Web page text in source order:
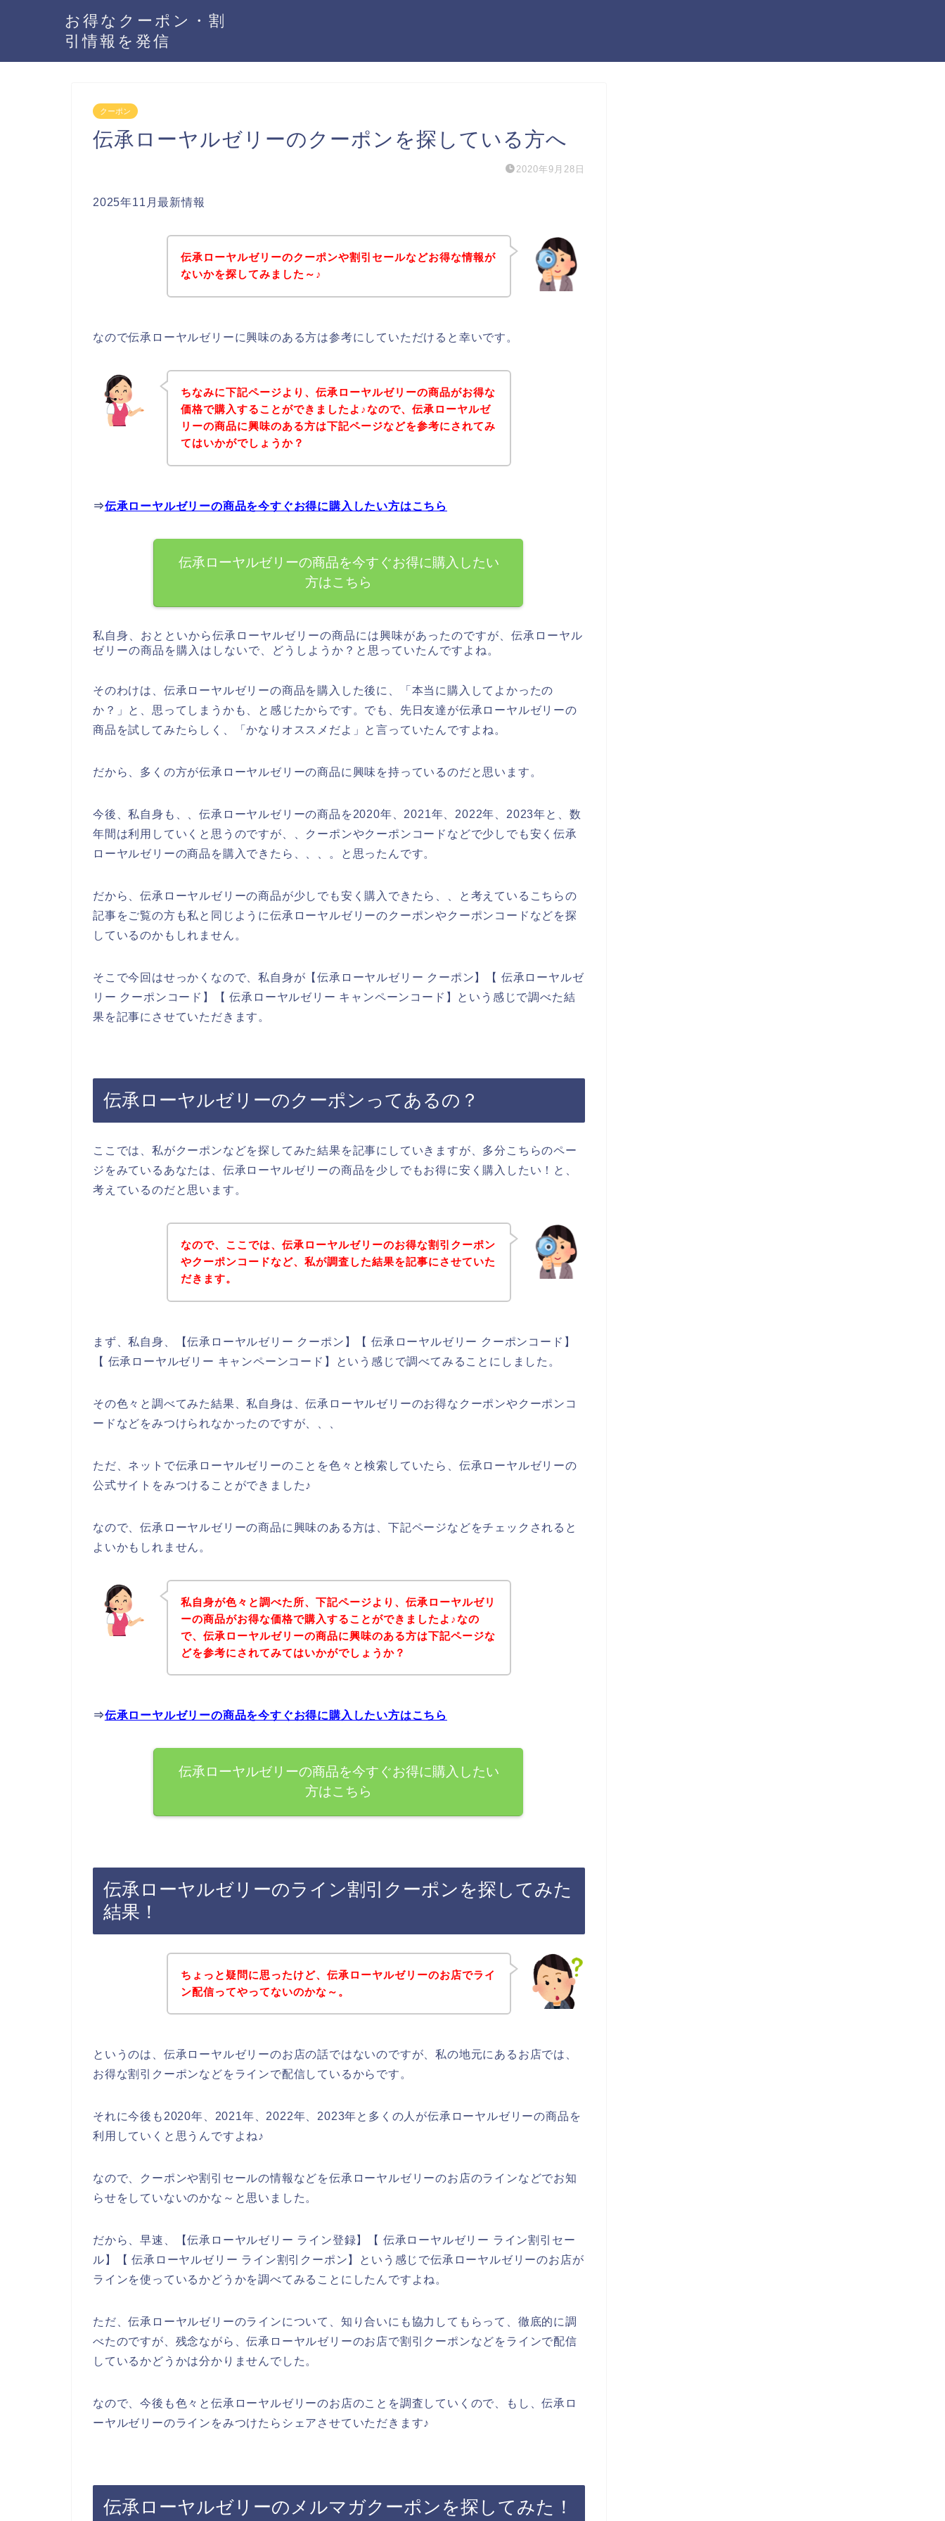
お得なクーポン・割
引情報を発信
クーポン
伝承ローヤルゼリーのクーポンを探している方へ
2020年9月28日
2025年11月最新情報
伝承ローヤルゼリーのクーポンや割引セールなどお得な情報が
ないかを探してみました～♪
なので伝承ローヤルゼリーに興味のある方は参考にしていただけると幸いです。
ちなみに下記ページより、伝承ローヤルゼリーの商品がお得な
価格で購入することができましたよ♪なので、伝承ローヤルゼ
リーの商品に興味のある方は下記ページなどを参考にされてみ
てはいかがでしょうか？
⇒伝承ローヤルゼリーの商品を今すぐお得に購入したい方はこちら
伝承ローヤルゼリーの商品を今すぐお得に購入したい
方はこちら
私自身、おとといから伝承ローヤルゼリーの商品には興味があったのですが、伝承ローヤル
ゼリーの商品を購入はしないで、どうしようか？と思っていたんですよね。
そのわけは、伝承ローヤルゼリーの商品を購入した後に、「本当に購入してよかったの
か？」と、思ってしまうかも、と感じたからです。でも、先日友達が伝承ローヤルゼリーの
商品を試してみたらしく、「かなりオススメだよ」と言っていたんですよね。
だから、多くの方が伝承ローヤルゼリーの商品に興味を持っているのだと思います。
今後、私自身も、、伝承ローヤルゼリーの商品を2020年、2021年、2022年、2023年と、数
年間は利用していくと思うのですが、、クーポンやクーポンコードなどで少しでも安く伝承
ローヤルゼリーの商品を購入できたら、、、。と思ったんです。
だから、伝承ローヤルゼリーの商品が少しでも安く購入できたら、、と考えているこちらの
記事をご覧の方も私と同じように伝承ローヤルゼリーのクーポンやクーポンコードなどを探
しているのかもしれません。
そこで今回はせっかくなので、私自身が【伝承ローヤルゼリー クーポン】【 伝承ローヤルゼ
リー クーポンコード】【 伝承ローヤルゼリー キャンペーンコード】という感じで調べた結
果を記事にさせていただきます。
伝承ローヤルゼリーのクーポンってあるの？
ここでは、私がクーポンなどを探してみた結果を記事にしていきますが、多分こちらのペー
ジをみているあなたは、伝承ローヤルゼリーの商品を少しでもお得に安く購入したい！と、
考えているのだと思います。
なので、ここでは、伝承ローヤルゼリーのお得な割引クーポン
やクーポンコードなど、私が調査した結果を記事にさせていた
だきます。
まず、私自身、【伝承ローヤルゼリー クーポン】【 伝承ローヤルゼリー クーポンコード】
【 伝承ローヤルゼリー キャンペーンコード】という感じで調べてみることにしました。
その色々と調べてみた結果、私自身は、伝承ローヤルゼリーのお得なクーポンやクーポンコ
ードなどをみつけられなかったのですが、、、
ただ、ネットで伝承ローヤルゼリーのことを色々と検索していたら、伝承ローヤルゼリーの
公式サイトをみつけることができました♪
なので、伝承ローヤルゼリーの商品に興味のある方は、下記ページなどをチェックされると
よいかもしれません。
私自身が色々と調べた所、下記ページより、伝承ローヤルゼリ
ーの商品がお得な価格で購入することができましたよ♪なの
で、伝承ローヤルゼリーの商品に興味のある方は下記ページな
どを参考にされてみてはいかがでしょうか？
⇒伝承ローヤルゼリーの商品を今すぐお得に購入したい方はこちら
伝承ローヤルゼリーの商品を今すぐお得に購入したい
方はこちら
伝承ローヤルゼリーのライン割引クーポンを探してみた
結果！
ちょっと疑問に思ったけど、伝承ローヤルゼリーのお店でライ
ン配信ってやってないのかな～。
というのは、伝承ローヤルゼリーのお店の話ではないのですが、私の地元にあるお店では、
お得な割引クーポンなどをラインで配信しているからです。
それに今後も2020年、2021年、2022年、2023年と多くの人が伝承ローヤルゼリーの商品を
利用していくと思うんですよね♪
なので、クーポンや割引セールの情報などを伝承ローヤルゼリーのお店のラインなどでお知
らせをしていないのかな～と思いました。
だから、早速、【伝承ローヤルゼリー ライン登録】【 伝承ローヤルゼリー ライン割引セー
ル】【 伝承ローヤルゼリー ライン割引クーポン】という感じで伝承ローヤルゼリーのお店が
ラインを使っているかどうかを調べてみることにしたんですよね。
ただ、伝承ローヤルゼリーのラインについて、知り合いにも協力してもらって、徹底的に調
べたのですが、残念ながら、伝承ローヤルゼリーのお店で割引クーポンなどをラインで配信
しているかどうかは分かりませんでした。
なので、今後も色々と伝承ローヤルゼリーのお店のことを調査していくので、もし、伝承ロ
ーヤルゼリーのラインをみつけたらシェアさせていただきます♪
伝承ローヤルゼリーのメルマガクーポンを探してみた！